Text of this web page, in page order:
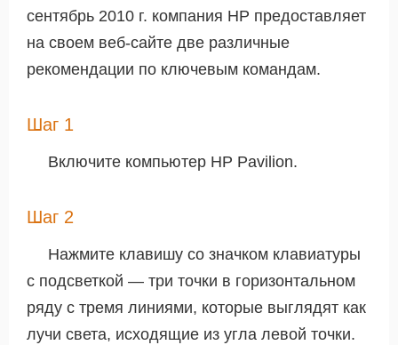
сентябрь 2010 г. компания HP предоставляет
на своем веб-сайте две различные
рекомендации по ключевым командам.
Шаг 1
Включите компьютер HP Pavilion.
Шаг 2
Нажмите клавишу со значком клавиатуры
с подсветкой — три точки в горизонтальном
ряду с тремя линиями, которые выглядят как
лучи света, исходящие из угла левой точки.